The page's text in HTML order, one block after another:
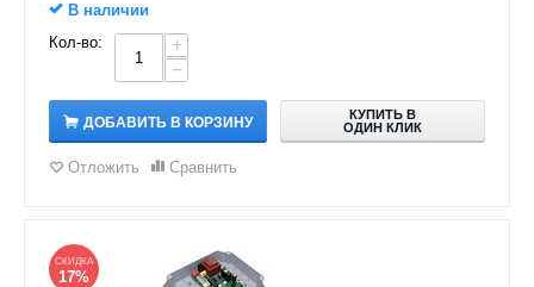
В наличии
Кол-во:
+
−
ДОБАВИТЬ В КОРЗИНУ
КУПИТЬ В
ОДИН КЛИК
Отложить Сравнить
СКИДКА
17%